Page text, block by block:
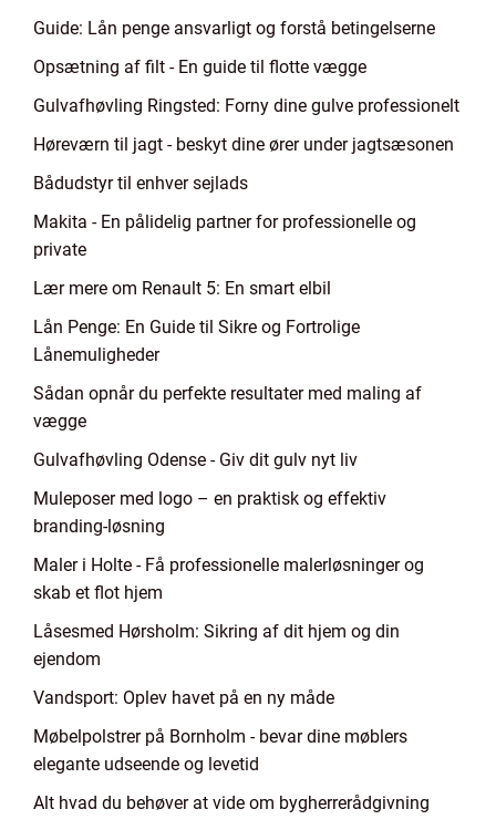
Guide: Lån penge ansvarligt og forstå betingelserne
Opsætning af filt - En guide til flotte vægge
Gulvafhøvling Ringsted: Forny dine gulve professionelt
Høreværn til jagt - beskyt dine ører under jagtsæsonen
Bådudstyr til enhver sejlads
Makita - En pålidelig partner for professionelle og
private
Lær mere om Renault 5: En smart elbil
Lån Penge: En Guide til Sikre og Fortrolige
Lånemuligheder
Sådan opnår du perfekte resultater med maling af
vægge
Gulvafhøvling Odense - Giv dit gulv nyt liv
Muleposer med logo – en praktisk og effektiv
branding-løsning
Maler i Holte - Få professionelle malerløsninger og
skab et flot hjem
Låsesmed Hørsholm: Sikring af dit hjem og din
ejendom
Vandsport: Oplev havet på en ny måde
Møbelpolstrer på Bornholm - bevar dine møblers
elegante udseende og levetid
Alt hvad du behøver at vide om bygherrerådgivning